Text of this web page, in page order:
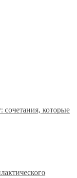
сочетания, которые